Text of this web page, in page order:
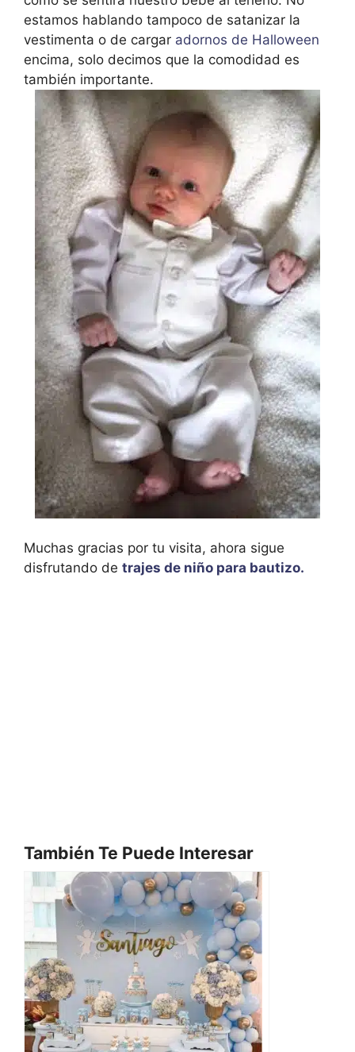
estamos hablando tampoco de satanizar la
vestimenta o de cargar adornos de Halloween
encima, solo decimos que la comodidad es
también importante.
Muchas gracias por tu visita, ahora sigue
disfrutando de trajes de niño para bautizo.
También Te Puede Interesar